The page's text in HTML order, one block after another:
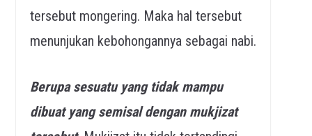
tersebut mongering. Maka hal tersebut
menunjukan kebohongannya sebagai nabi.
Berupa sesuatu yang tidak mampu
dibuat yang semisal dengan mukjizat